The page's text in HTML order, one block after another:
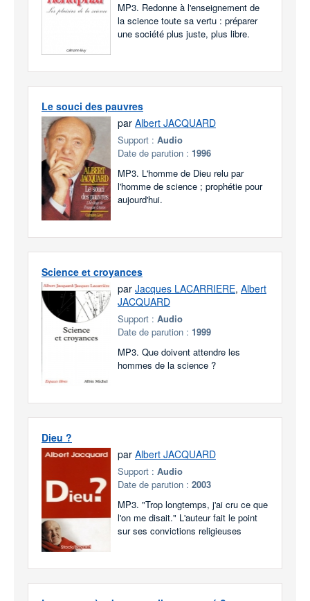
MP3. Redonne à l'enseignement de
la science toute sa vertu : préparer
une société plus juste, plus libre.
Le souci des pauvres
par Albert JACQUARD
Support : Audio
Date de parution : 1996
MP3. L'homme de Dieu relu par
l'homme de science ; prophétie pour
aujourd'hui.
Science et croyances
par Jacques LACARRIERE, Albert
JACQUARD
Support : Audio
Date de parution : 1999
MP3. Que doivent attendre les
hommes de la science ?
Dieu ?
par Albert JACQUARD
Support : Audio
Date de parution : 2003
MP3. "Trop longtemps, j'ai cru ce que
l'on me disait." L'auteur fait le point
sur ses convictions religieuses